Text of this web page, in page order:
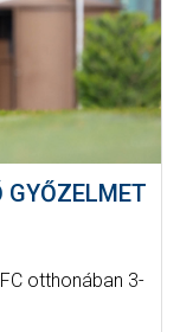
GYŐZELMET
otthonában 3-